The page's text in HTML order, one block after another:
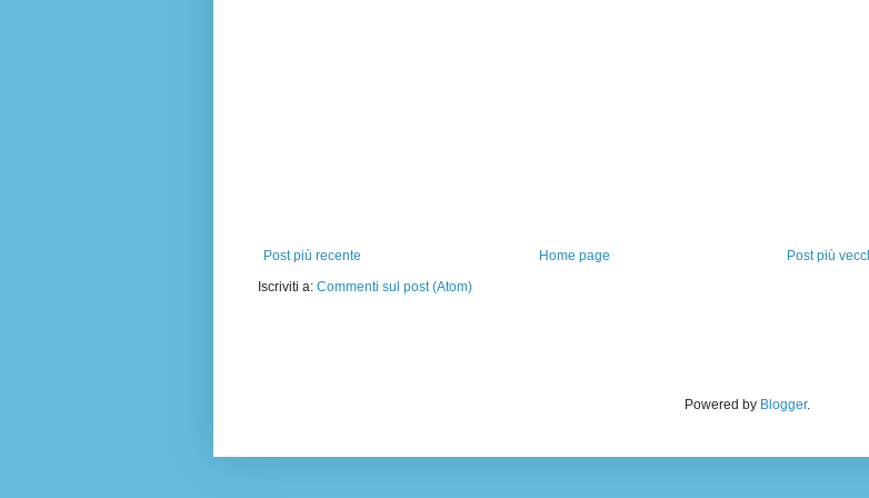
Post più recente Post più
Home page
Iscriviti a: Commenti sul post (Atom)
Powered by Blogger.